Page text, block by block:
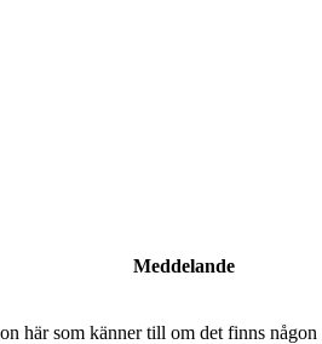
Meddelande
här som känner till om det finns